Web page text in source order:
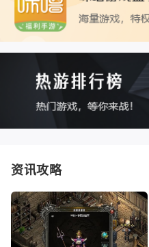
资讯攻略